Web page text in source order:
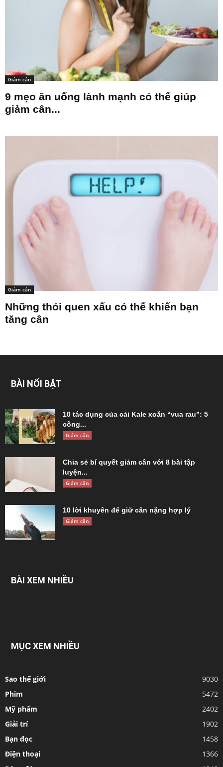
Giảm cân
9 mẹo ăn uống lành mạnh có thể giúp
giảm cân...
Giảm cân
Những thói quen xấu có thể khiến bạn
tăng cân
BÀI NỔI BẬT
10 tác dụng của cải Kale xoăn “vua rau”: 5
công...
Giảm cân
Chia sẻ bí quyết giảm cân với 8 bài tập
luyện...
Giảm cân
10 lời khuyên để giữ cân nặng hợp lý
Giảm cân
BÀI XEM NHIỀU
MỤC XEM NHIỀU
Sao thế giới
9030
Phim
5472
Mỹ phẩm
2402
Giải trí
1902
Bạn đọc
1458
Điện thoại
1366